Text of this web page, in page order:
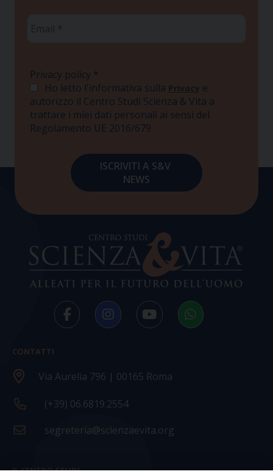
Privacy policy *
Ho letto l'informativa sulla Privacy e
autorizzo il Centro Studi Scienza & Vita a
trattare i miei dati personali ai sensi del
Regolamento UE 2016/679
CONTATTI
Via Aurelia 796 | 00165 Roma
(+39) 06.6819.2554
segreteria@scienzaevita.org
IL CENTRO STUDI